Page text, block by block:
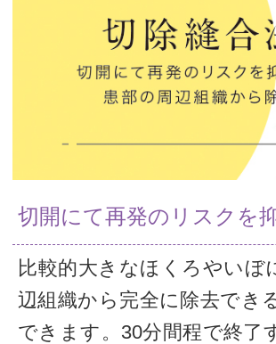
切開にて再発のリスクを
比較的大きなほくろやいぼ
辺組織から完全に除去でき
できます。30分間程で終了